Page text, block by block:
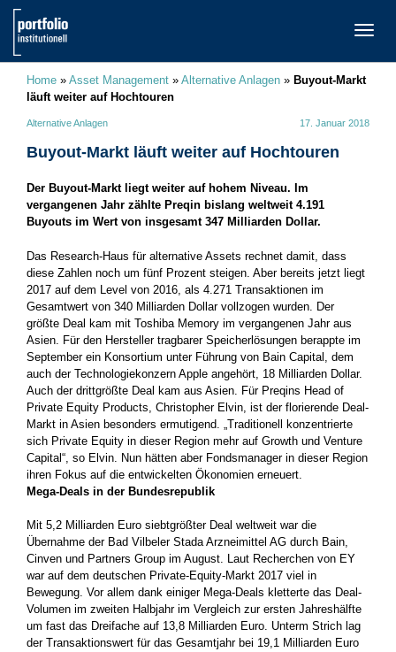
Home » Asset Management » Alternative Anlagen » Buyout-Markt
läuft weiter auf Hochtouren
Alternative Anlagen 17. Januar 2018
Buyout-Markt läuft weiter auf Hochtouren
Der Buyout-Markt liegt weiter auf hohem Niveau. Im
vergangenen Jahr zählte Preqin bislang weltweit 4.191
Buyouts im Wert von insgesamt 347 Milliarden Dollar.
Das Research-Haus für alternative Assets rechnet damit, dass
diese Zahlen noch um fünf Prozent steigen. Aber bereits jetzt liegt
2017 auf dem Level von 2016, als 4.271 Transaktionen im
Gesamtwert von 340 Milliarden Dollar vollzogen wurden. Der
größte Deal kam mit Toshiba Memory im vergangenen Jahr aus
Asien. Für den Hersteller tragbarer Speicherlösungen berappte im
September ein Konsortium unter Führung von Bain Capital, dem
auch der Technologiekonzern Apple angehört, 18 Milliarden Dollar.
Auch der drittgrößte Deal kam aus Asien. Für Preqins Head of
Private Equity Products, Christopher Elvin, ist der florierende Deal-
Markt in Asien besonders ermutigend. „Traditionell konzentrierte
sich Private Equity in dieser Region mehr auf Growth und Venture
Capital“, so Elvin. Nun hätten aber Fondsmanager in dieser Region
ihren Fokus auf die entwickelten Ökonomien erneuert.
Mega-Deals in der Bundesrepublik
Mit 5,2 Milliarden Euro siebtgrößter Deal weltweit war die
Übernahme der Bad Vilbeler Stada Arzneimittel AG durch Bain,
Cinven und Partners Group im August. Laut Recherchen von EY
war auf dem deutschen Private-Equity-Markt 2017 viel in
Bewegung. Vor allem dank einiger Mega-Deals kletterte das Deal-
Volumen im zweiten Halbjahr im Vergleich zur ersten Jahreshälfte
um fast das Dreifache auf 13,8 Milliarden Euro. Unterm Strich lag
der Transaktionswert für das Gesamtjahr bei 19,1 Milliarden Euro